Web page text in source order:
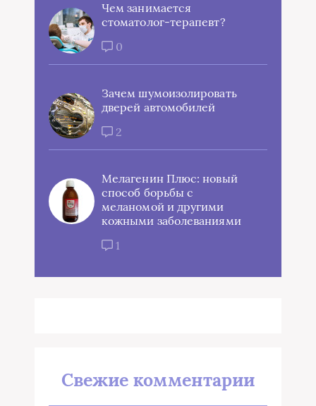
Чем занимается
стоматолог-терапевт?
0
Зачем шумоизолировать
дверей автомобилей
2
Мелагенин Плюс: новый
способ борьбы с
меланомой и другими
кожными заболеваниями
1
Свежие комментарии